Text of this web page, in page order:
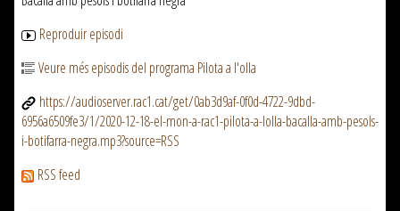
Reproduir episodi
Veure més episodis del programa Pilota a l'olla
https://audioserver.rac1.cat/get/0ab3d9af-0f0d-4722-9dbd-
6956a6509fe3/1/2020-12-18-el-mon-a-rac1-pilota-a-lolla-bacalla-amb-pesols-
i-botifarra-negra.mp3?source=RSS
RSS feed